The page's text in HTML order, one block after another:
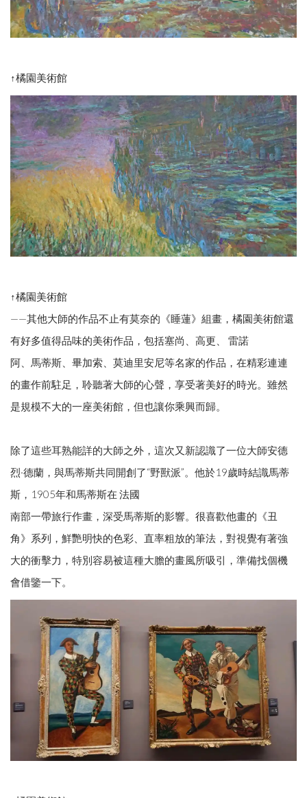
↑橘園美術館
↑橘園美術館
——其他大師的作品不止有莫奈的《睡蓮》組畫，橘園美術館還
有好多值得品味的美術作品，包括塞尚、高更、 雷諾
阿、馬蒂斯、畢加索、莫迪里安尼等名家的作品，在精彩連連
的畫作前駐足，聆聽著大師的心聲，享受著美好的時光。雖然
是規模不大的一座美術館，但也讓你乘興而歸。
除了這些耳熟能詳的大師之外，這次又新認識了一位大師安德
烈·德蘭，與馬蒂斯共同開創了“野獸派”。他於19歲時結識馬蒂
斯，1905年和馬蒂斯在 法國
南部一帶旅行作畫，深受馬蒂斯的影響。很喜歡他畫的《丑
角》系列，鮮艷明快的色彩、直率粗放的筆法，對視覺有著強
大的衝擊力，特別容易被這種大膽的畫風所吸引，準備找個機
會借鑒一下。